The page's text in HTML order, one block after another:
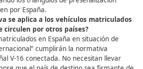
el uso de pilas recargables para
en todo momento.
la señal V-16?
colocarse en la parte más alta
asegurando su máxima
la V-16 permite que se mantenga